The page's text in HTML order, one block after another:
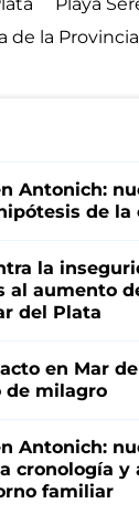
de la Provincia
Antonich:
de la
la
al aumento
del Plata
en Mar
de milagro
Antonich:
cronología y
familiar